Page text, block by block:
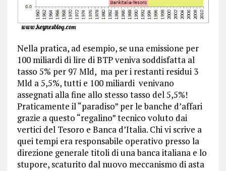
Nella pratica, ad esempio, se una emissione per
100 miliardi di lire di BTP veniva soddisfatta al
tasso 5% per 97 Mld, ma per i restanti residui 3
Mld a 5,5%, tutti e 100 miliardi venivano
assegnati alla fine allo stesso tasso del 5,5%!
Praticamente il “paradiso” per le banche d’affari
grazie a questo “regalino” tecnico voluto dai
vertici del Tesoro e Banca d’Italia. Chi vi scrive a
quei tempi era responsabile operativo presso la
direzione generale titoli di una banca italiana e lo
stupore, scaturito dal nuovo meccanismo di asta